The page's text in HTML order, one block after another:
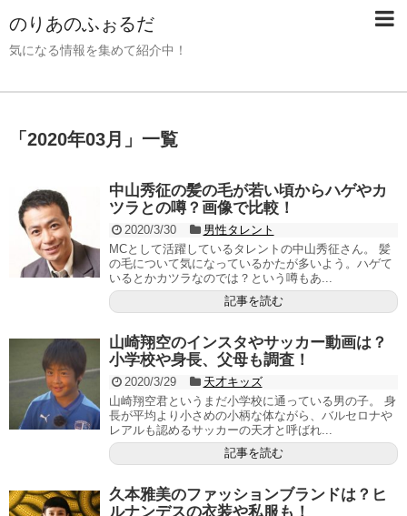
のりあのふぉるだ
気になる情報を集めて紹介中！
「 2020年03月 」 一覧
中山秀征の髪の毛が若い頃からハゲやカ
ツラとの噂？画像で比較！
2020/3/30
男性タレント
MCとして活躍しているタレントの中山秀征さん。 髪
の毛について気になっているかたが多いよう。ハゲて
いるとかカツラなのでは？という噂もあ...
記事を読む
山崎翔空のインスタやサッカー動画は？
小学校や身長、父母も調査！
2020/3/29
天才キッズ
山崎翔空君というまだ小学校に通っている男の子。 身
長が平均より小さめの小柄な体ながら、バルセロナや
レアルも認めるサッカーの天才と呼ばれ...
記事を読む
久本雅美のファッションブランドは？ヒ
ルナンデスの衣装や私服も！